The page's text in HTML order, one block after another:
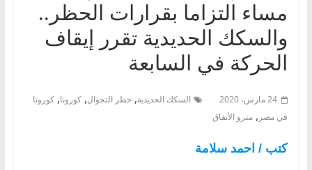
مساء التزاما بقرارات الحظر..
والسكك الحديدية تقرر إيقاف
الحركة في السابعة
24 مارس، 2020 السكك الحديدية, حظر التجوال, كورونا, كورونا
في مصر , مترو الأنفاق
كتب / احمد سلامة